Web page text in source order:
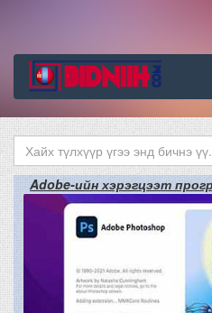
Adobe-ийн хэрэгцээт